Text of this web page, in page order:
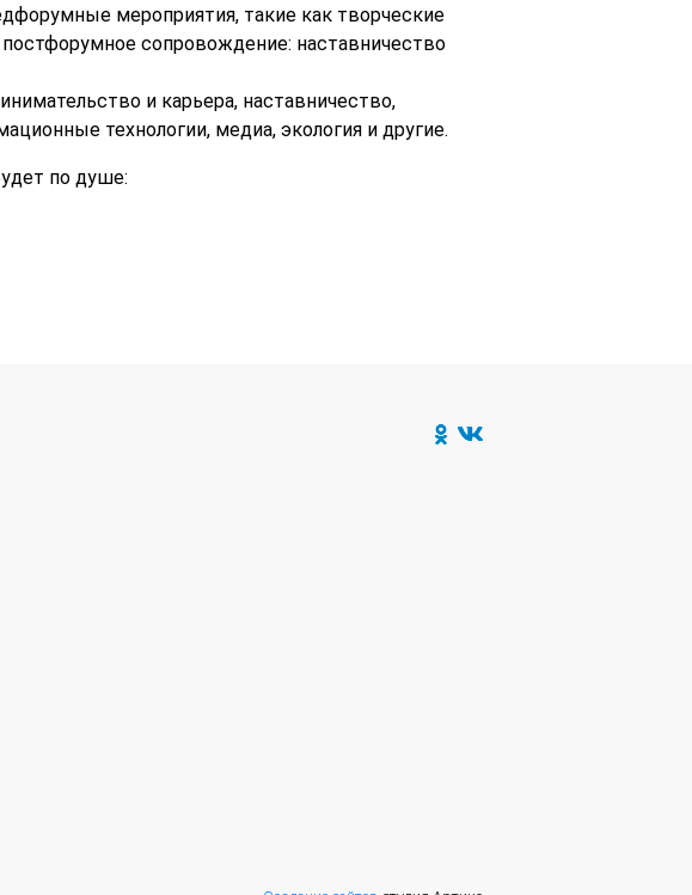
мероприятия, такие как творческие
сопровождение: наставничество
и карьера, наставничество,
технологии, медиа, экология и другие.
по душе: